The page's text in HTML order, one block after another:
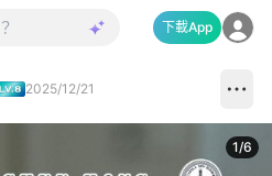
下載App
2025/12/21
1/6